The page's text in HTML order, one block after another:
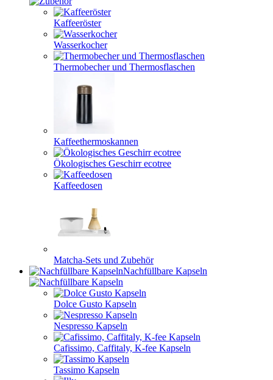
Kaffeeröster
Wasserkocher
Thermobecher und Thermosflaschen
Kaffeethermoskannen
Ökologisches Geschirr ecotree
Kaffeedosen
Matcha-Sets und Zubehör
Nachfüllbare Kapseln
Dolce Gusto Kapseln
Nespresso Kapseln
Cafissimo, Caffitaly, K-fee Kapseln
Tassimo Kapseln